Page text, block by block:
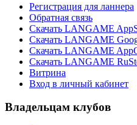
Регистрация для ланнера
Обратная связь
Скачать LANGAME
Скачать LANGAME
Скачать LANGAME
Скачать LANGAME
Витрина
Вход в личный кабинет
Владельцам клубов